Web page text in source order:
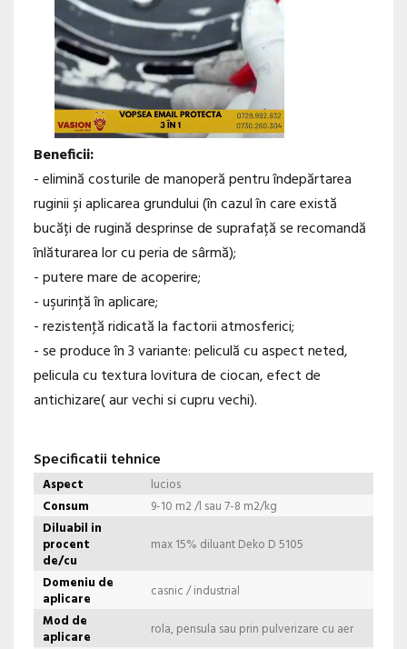
Beneficii:
- elimină costurile de manoperă pentru îndepărtarea
ruginii şi aplicarea grundului (în cazul în care există
bucăți de rugină desprinse de suprafață se recomandă
înlăturarea lor cu peria de sârmă);
- putere mare de acoperire;
- uşurinţă în aplicare;
- rezistenţă ridicată la factorii atmosferici;
- se produce în 3 variante: peliculă cu aspect neted,
pelicula cu textura lovitura de ciocan, efect de
antichizare( aur vechi si cupru vechi).
Specificatii tehnice
Aspect
lucios
Consum
9-10 m2 /l sau 7-8 m2/kg
Diluabil in
procent
de/cu
max 15% diluant Deko D 5105
Domeniu de
aplicare
casnic / industrial
Mod de
aplicare
rola, pensula sau prin pulverizare cu aer